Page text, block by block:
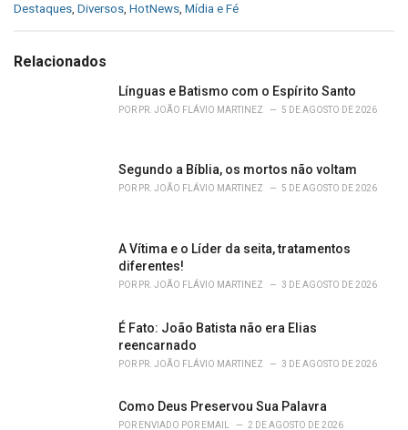
C
e
Destaques, Diversos, HotNews, Mídia e Fé
Relacionados
Línguas e Batismo com o Espírito Santo
POR PR. JOÃO FLÁVIO MARTINEZ 5 DE AGOSTO DE 2026
Segundo a Bíblia, os mortos não voltam
POR PR. JOÃO FLÁVIO MARTINEZ 5 DE AGOSTO DE 2026
A Vítima e o Líder da seita, tratamentos
diferentes!
POR PR. JOÃO FLÁVIO MARTINEZ 3 DE AGOSTO DE 2026
É Fato: João Batista não era Elias
reencarnado
POR PR. JOÃO FLÁVIO MARTINEZ 3 DE AGOSTO DE 2026
Como Deus Preservou Sua Palavra
POR ENVIADO POR EMAIL 2 DE AGOSTO DE 2026